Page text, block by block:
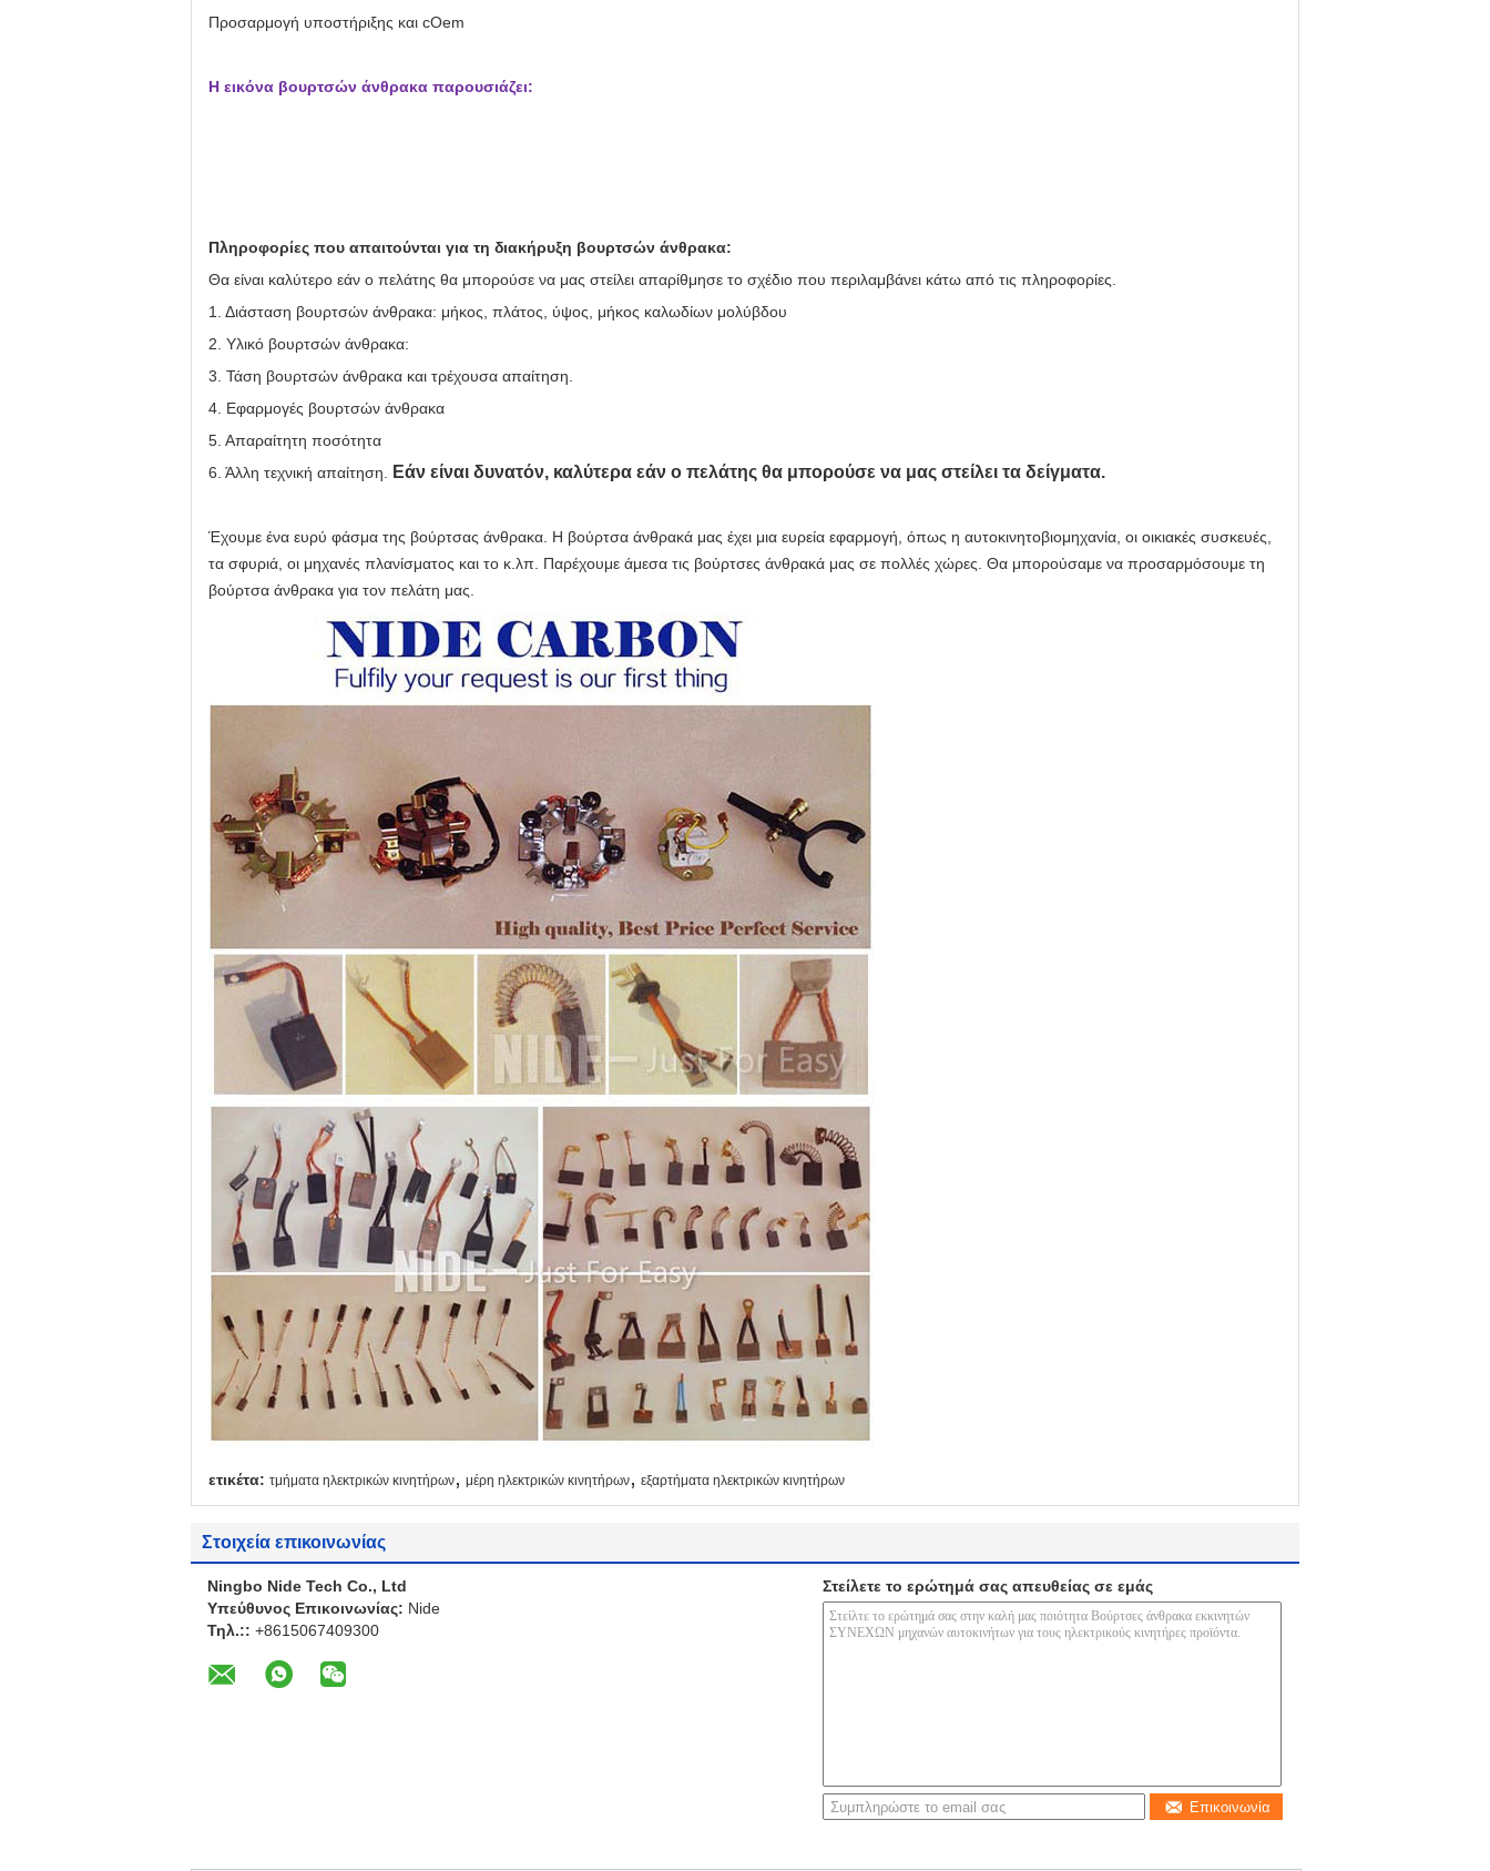
Προσαρμογή υποστήριξης και cOem
Η εικόνα βουρτσών άνθρακα παρουσιάζει:
Πληροφορίες που απαιτούνται για τη διακήρυξη βουρτσών άνθρακα:
Θα είναι καλύτερο εάν ο πελάτης θα μπορούσε να μας στείλει απαρίθμησε το σχέδιο που περιλαμβάνει κάτω από τις πληροφορίες.
1. Διάσταση βουρτσών άνθρακα: μήκος, πλάτος, ύψος, μήκος καλωδίων μολύβδου
2. Υλικό βουρτσών άνθρακα:
3. Τάση βουρτσών άνθρακα και τρέχουσα απαίτηση.
4. Εφαρμογές βουρτσών άνθρακα
5. Απαραίτητη ποσότητα
6. Άλλη τεχνική απαίτηση.
Εάν είναι δυνατόν, καλύτερα εάν ο πελάτης θα μπορούσε να μας στείλει τα δείγματα.
Έχουμε ένα ευρύ φάσμα της βούρτσας άνθρακα. Η βούρτσα άνθρακά μας έχει μια ευρεία εφαρμογή, όπως η αυτοκινητοβιομηχανία, οι οικιακές συσκευές,
τα σφυριά, οι μηχανές πλανίσματος και το κ.λπ. Παρέχουμε άμεσα τις βούρτσες άνθρακά μας σε πολλές χώρες. Θα μπορούσαμε να προσαρμόσουμε τη
βούρτσα άνθρακα για τον πελάτη μας.
ετικέτα: τμήματα ηλεκτρικών κινητήρων, μέρη ηλεκτρικών κινητήρων, εξαρτήματα ηλεκτρικών κινητήρων
Στοιχεία επικοινωνίας
Ningbo Nide Tech Co., Ltd
Υπεύθυνος Επικοινωνίας: Nide
Τηλ.:: +8615067409300
Στείλετε το ερώτημά σας απευθείας σε εμάς
Επικοινωνία